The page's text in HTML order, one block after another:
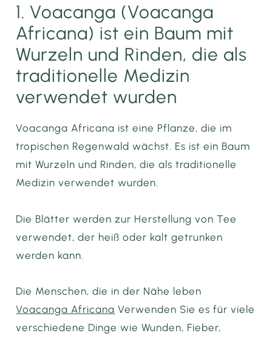
1. Voacanga (Voacanga
Africana) ist ein Baum mit
Wurzeln und Rinden, die als
traditionelle Medizin
verwendet wurden
Voacanga Africana ist eine Pflanze, die im
tropischen Regenwald wächst. Es ist ein Baum
mit Wurzeln und Rinden, die als traditionelle
Medizin verwendet wurden.
Die Blätter werden zur Herstellung von Tee
verwendet, der heiß oder kalt getrunken
werden kann.
Die Menschen, die in der Nähe leben
Voacanga Africana Verwenden Sie es für viele
verschiedene Dinge wie Wunden, Fieber,